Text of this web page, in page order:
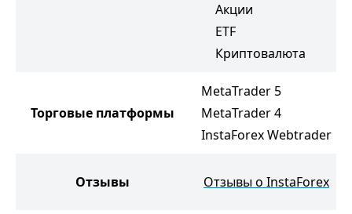
Акции
ETF
Криптовалюта
Торговые платформы
MetaTrader 5
MetaTrader 4
InstaForex Webtrader
Отзывы Отзывы о InstaForex